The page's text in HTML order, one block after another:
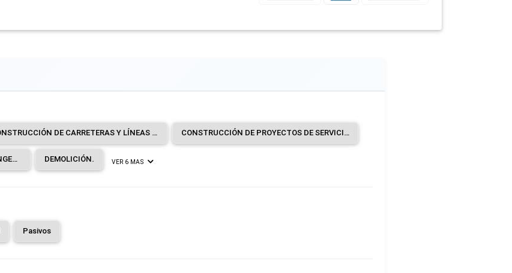
CONSTRUCCIÓN DE CARRETERAS Y LÍNEAS DE FERROCARRIL. CONSTRUCCIÓN DE PROYECTOS DE SERVICIOS PÚBLICOS.
CONSTRUCCIÓN DE OTRAS OBRAS DE INGENIERÍA CIVIL. DEMOLICIÓN. VER 6 MAS
Pasivos